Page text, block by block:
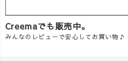
Creemaでも販売中。
みんなのレビューで安心してお買い物♪